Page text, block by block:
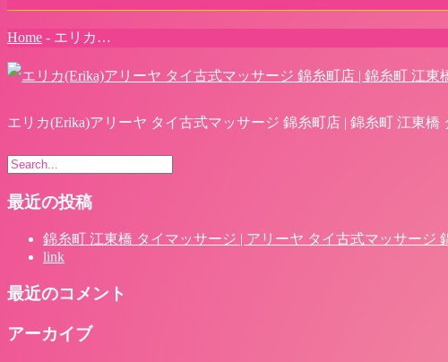
Home - エリカ…
エリカ(Erika)アリーヤ タイ古式マッサージ 錦糸町店 | 錦糸町 江東橋
最近の投稿
錦糸町 江東橋 タイマッサージ | アリーヤ タイ古式マッサージ
link
最近のコメント
アーカイブ